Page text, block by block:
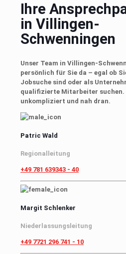
Ihre
in Villingen-
Schwenningen
Unser Team in Villingen-
persönlich für Sie da – egal ob
Jobsuche sind oder als
qualifizierte Mitarbeiter suchen.
unkompliziert und nah dran.
Patric Wald
Regionalleitung
+49 781 639343 - 40
Margit Schlenker
Niederlassungsleitung
+49 7721 296 741 - 10